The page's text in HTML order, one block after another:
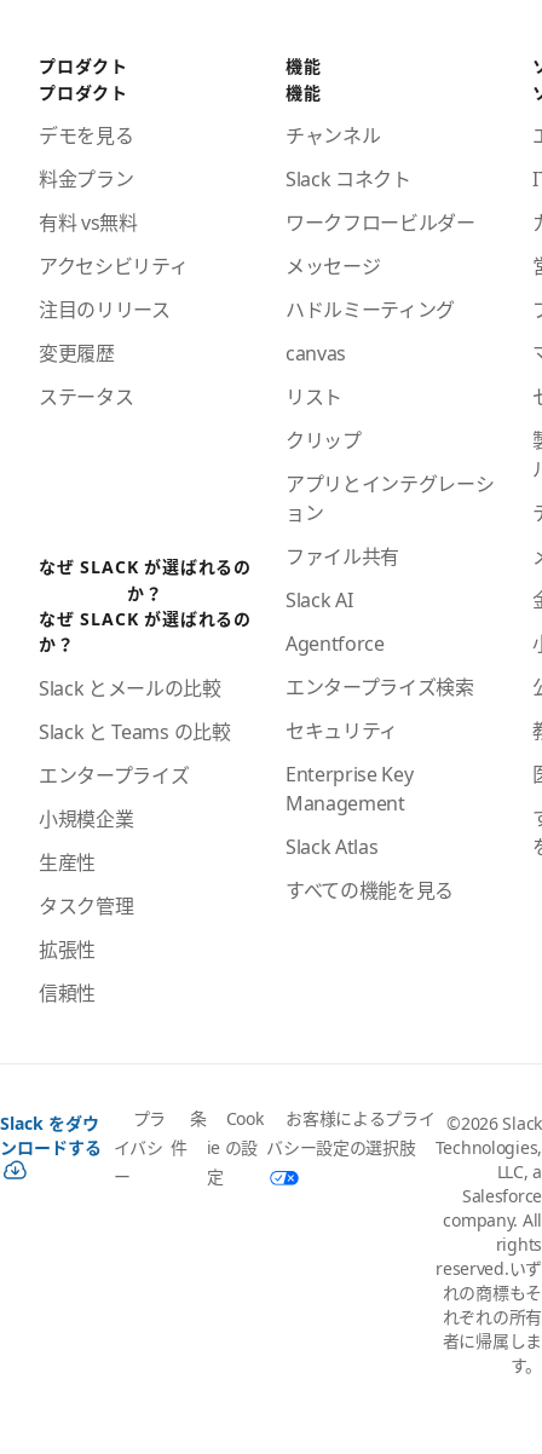
プロダクト
プロダクト
デモを見る
料金プラン
有料 vs無料
アクセシビリティ
注目のリリース
変更履歴
ステータス
なぜ SLACK が選ばれるの
か？
なぜ SLACK が選ばれるの
か？
Slack とメールの比較
Slack と Teams の比較
エンタープライズ
小規模企業
生産性
タスク管理
拡張性
信頼性
機能
機能
チャンネル
Slack コネクト
ワークフロービルダー
メッセージ
ハドルミーティング
canvas
リスト
クリップ
アプリとインテグレーシ
ョン
ファイル共有
Slack AI
Agentforce
エンタープライズ検索
セキュリティ
Enterprise Key
Management
Slack Atlas
すべての機能を見る
Slack をダウ
ンロードする
プラ
イバシ
ー
条
件
Cook
ie の設
定
お客様によるプライ
バシー設定の選択肢
©2026 Slack
Technologies,
LLC, a
Salesforce
company. All
rights
reserved.いず
れの商標もそ
れぞれの所有
者に帰属しま
す。